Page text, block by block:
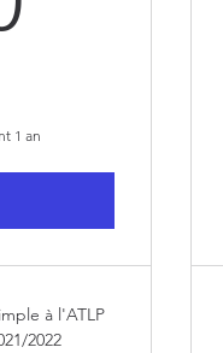
1 an
à l'ATLP
2022